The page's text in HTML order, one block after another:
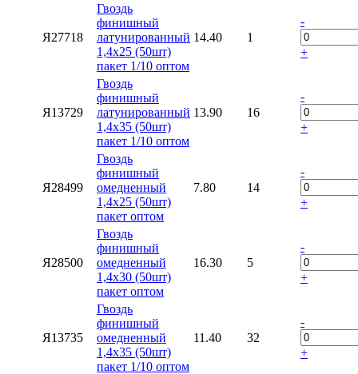
Я27718
Гвоздь
финишный
латунированный
1,4х25 (50шт)
пакет 1/10 оптом
14.40 1
-
+
Я13729
Гвоздь
финишный
латунированный
1,4х35 (50шт)
пакет 1/10 оптом
13.90 16
-
+
Я28499
Гвоздь
финишный
омедненный
1,4х25 (50шт)
пакет оптом
7.80 14
-
+
Я28500
Гвоздь
финишный
омедненный
1,4х30 (50шт)
пакет оптом
16.30 5
-
+
Я13735
Гвоздь
финишный
омедненный
1,4х35 (50шт)
пакет 1/10 оптом
11.40 32
-
+